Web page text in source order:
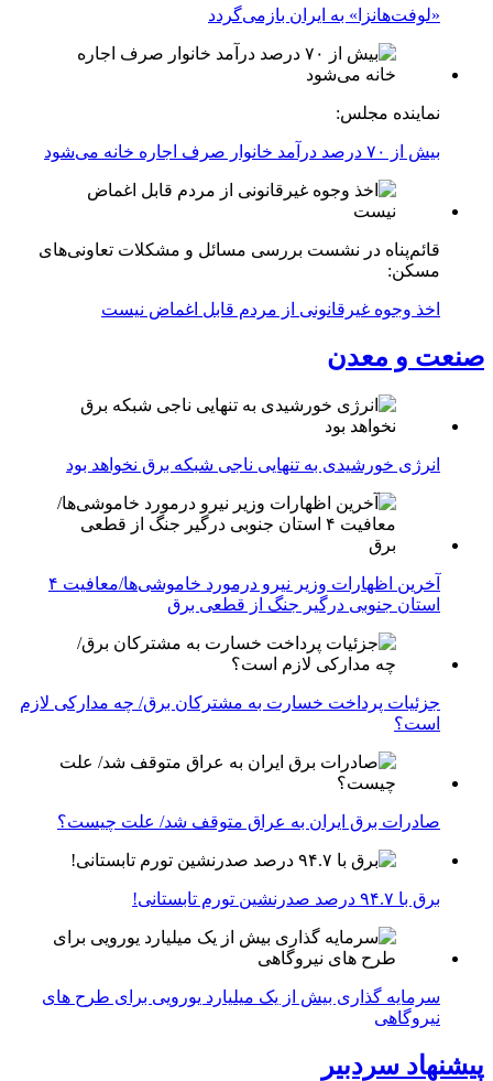
«لوفت‌هانزا» به ایران بازمی‌گردد
نماینده مجلس:
بیش از ۷۰ درصد درآمد خانوار صرف اجاره خانه می‌شود
قائم‌پناه در نشست بررسی مسائل و مشکلات تعاونی‌های
مسکن:
اخذ وجوه غیرقانونی از مردم قابل اغماض نیست
صنعت و معدن
انرژی خورشیدی به تنهایی ناجی شبکه برق نخواهد بود
آخرین اظهارات وزیر نیرو درمورد خاموشی‌ها/معافیت ۴
استان جنوبی درگیر جنگ از قطعی برق
جزئیات پرداخت خسارت به مشترکان برق/ چه مدارکی لازم
است؟
صادرات برق ایران به عراق متوقف شد/ علت چیست؟
برق با ۹۴.۷ درصد صدرنشین تورم تابستانی!
سرمایه گذاری بیش از یک میلیارد یورویی برای طرح های
نیروگاهی
پیشنهاد سردبیر